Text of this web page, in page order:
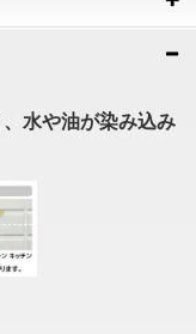
水や油が染み込み